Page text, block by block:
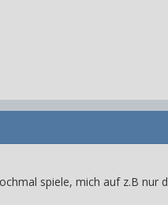
spiele, mich auf z.B